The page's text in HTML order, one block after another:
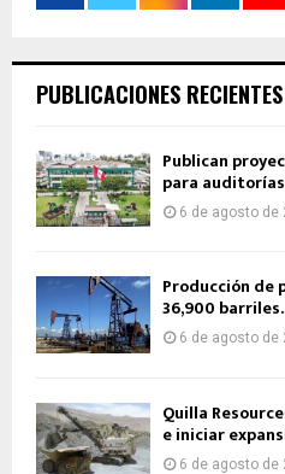
PUBLICACIONES RECIENTES
Publican
para
6 de agosto de
Producción de
36,900
6 de agosto de
Quilla
e iniciar
6 de agosto de